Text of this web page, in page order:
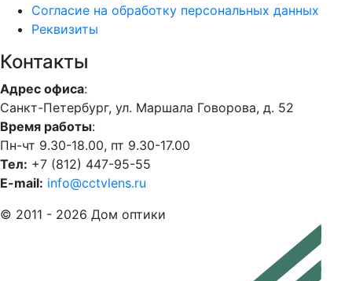
Согласие на обработку персональных данных
Реквизиты
Контакты
Адрес офиса:
Санкт-Петербург, ул. Маршала Говорова, д. 52
Время работы:
Пн-чт 9.30-18.00, пт 9.30-17.00
Тел: +7 (812) 447-95-55
E-mail: info@cctvlens.ru
© 2011 - 2026 Дом оптики